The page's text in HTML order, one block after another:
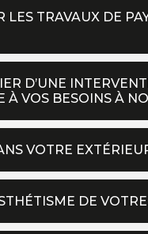
LES TRAVAUX DE
D’UNE
À VOS BESOINS À
VOTRE
DE